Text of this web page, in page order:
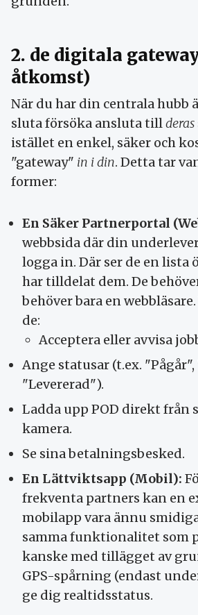
2. de digitala
åtkomst)
När du har din centrala hubb
sluta försöka ansluta tillderas
istället en enkel, säker och
"gateway" in i din. Detta tar
former:
En Säker Partnerportal
webbsida där din
logga in. Där ser de en lista
har tilldelat dem. De
behöver bara en
de:
Acceptera eller avvisa
Ange statusar (t.ex.
"Levererad").
Ladda upp POD direkt från
kamera.
Se sina betalningsbesked.
En Lättviktsapp (Mobil):
frekventa partners kan en
mobilapp vara ännu
samma funktionalitet som
kanske med tillägget av
GPS-spårning (endast
ge dig realtidsstatus.